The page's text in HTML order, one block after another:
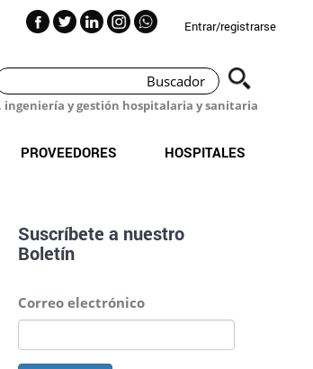
Entrar/registrarse
ingeniería y gestión hospitalaria y sanitaria
PROVEEDORES HOSPITALES
Suscríbete a nuestro
Boletín
Correo electrónico